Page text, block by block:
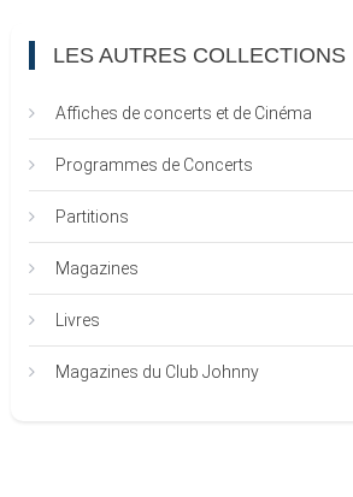
LES AUTRES COLLECTIONS
Affiches de concerts et de Cinéma
Programmes de Concerts
Partitions
Magazines
Livres
Magazines du Club Johnny